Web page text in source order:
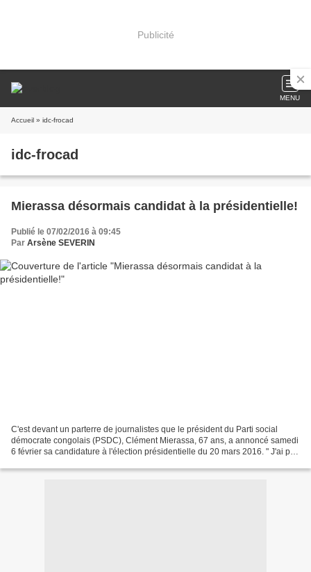
Publicité
MENU
Accueil » idc-frocad
idc-frocad
Mierassa désormais candidat à la présidentielle!
Publié le 07/02/2016 à 09:45
Par Arsène SEVERIN
C'est devant un parterre de journalistes que le président du Parti social
démocrate congolais (PSDC), Clément Mierassa, 67 ans, a annoncé samedi
6 février sa candidature à l'élection présidentielle du 20 mars 2016. " J'ai pris